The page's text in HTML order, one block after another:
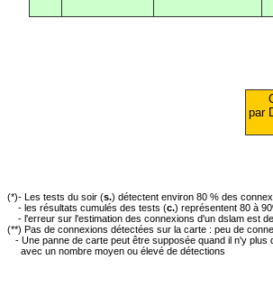
par
(*)- Les tests du soir (s.) détectent environ 80 % des
- les résultats cumulés des tests (c.) représentent 80 à
- l'erreur sur l'estimation des connexions d'un dslam est
(**) Pas de connexions détectées sur la carte : peu de
- Une panne de carte peut être supposée quand il n'y
avec un nombre moyen ou élevé de détections